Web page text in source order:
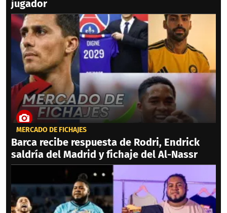
jugador
MERCADO DE FICHAJES
Barca recibe respuesta de Rodri, Endrick
saldría del Madrid y fichaje del Al-Nassr